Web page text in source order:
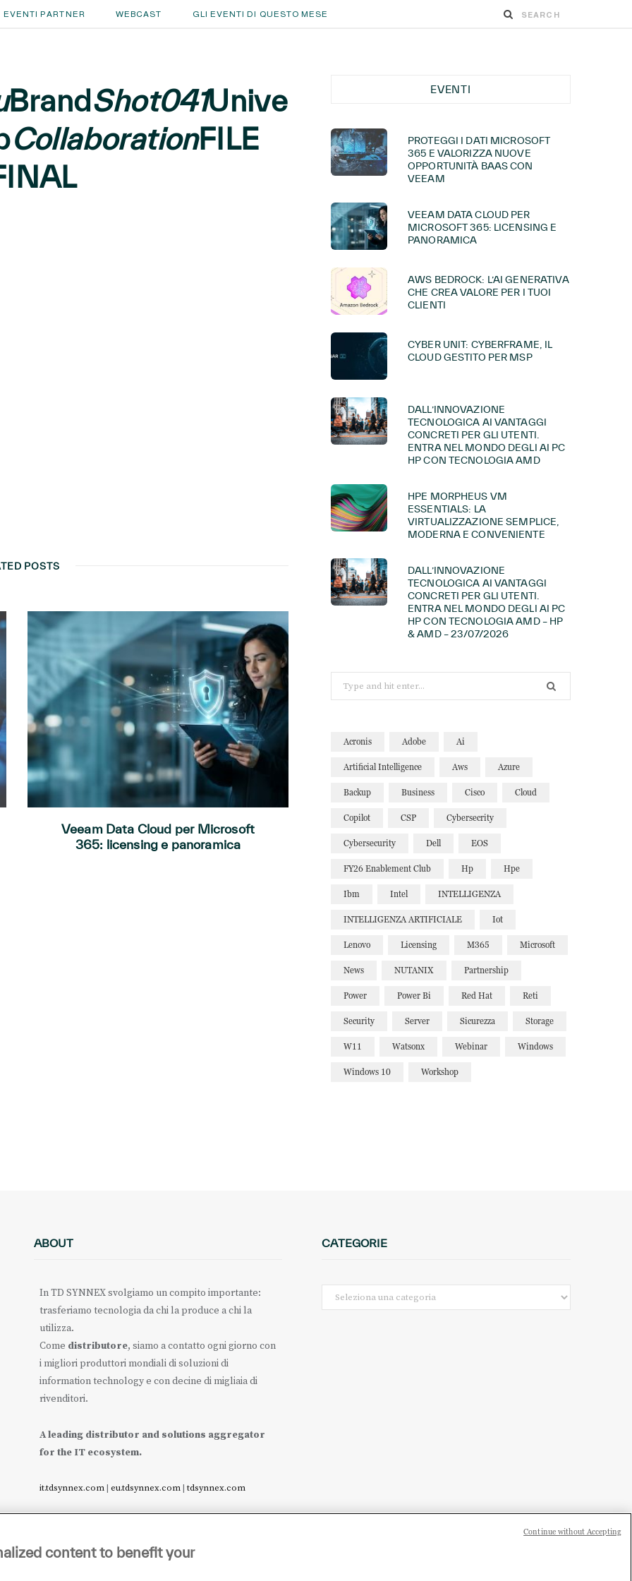
EVENTI PARTNER WEBCAST GLI EVENTI DI QUESTO MESE
BrandShot041Unive
CollaborationFILE
POSTS
Veeam Data Cloud per Microsoft
365: licensing e panoramica
EVENTI
PROTEGGI I DATI MICROSOFT
365 E VALORIZZA NUOVE
OPPORTUNITÀ BAAS CON
VEEAM
VEEAM DATA CLOUD PER
MICROSOFT 365: LICENSING E
PANORAMICA
AWS BEDROCK: L’AI GENERATIVA
CHE CREA VALORE PER I TUOI
CLIENTI
CYBER UNIT: CYBERFRAME, IL
CLOUD GESTITO PER MSP
DALL’INNOVAZIONE
TECNOLOGICA AI VANTAGGI
CONCRETI PER GLI UTENTI.
ENTRA NEL MONDO DEGLI AI PC
HP CON TECNOLOGIA AMD
HPE MORPHEUS VM
ESSENTIALS: LA
VIRTUALIZZAZIONE SEMPLICE,
MODERNA E CONVENIENTE
DALL’INNOVAZIONE
TECNOLOGICA AI VANTAGGI
CONCRETI PER GLI UTENTI.
ENTRA NEL MONDO DEGLI AI PC
HP CON TECNOLOGIA AMD – HP
& AMD – 23/07/2026
for:
Acronis Adobe Ai
Artificial Intelligence Aws Azure
Backup Business Cisco Cloud
Copilot CSP Cybersecrity
Cybersecurity Dell EOS
FY26 Enablement Club Hp Hpe
Ibm Intel INTELLIGENZA
INTELLIGENZA ARTIFICIALE Iot
Lenovo Licensing M365 Microsoft
News NUTANIX Partnership
Power Power Bi Red Hat Reti
Security Server Sicurezza Storage
W11 Watsonx Webinar Windows
Windows 10 Workshop
ABOUT
In TD SYNNEX svolgiamo un compito importante:
trasferiamo tecnologia da chi la produce a chi la
utilizza.
Come distributore, siamo a contatto ogni giorno con
i migliori produttori mondiali di soluzioni di
information technology e con decine di migliaia di
rivenditori.
A leading distributor and solutions aggregator
for the IT ecosystem.
it.tdsynnex.com| eu.tdsynnex.com|tdsynnex.com
CATEGORIE
Categorie
content to benefit your
Continue without Accepting